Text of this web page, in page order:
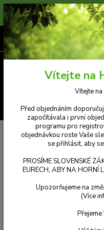
Prosíme zákazníky, kteří si
měnu e-shopu
ČLÁNKY A REFERENCE
VELMI VÁŽNÉ VŘEDY U KOBYLKY
Velmi vážné
nebo začátek?
Vítejte na
Vítejte
Před objednáním
započítávala i první
programu pro
objednávkou roste Vaše
se přihlásit, aby
PROSÍME SLOVENSKÉ
EURECH, ABY NA HORNÍ
Upozorňujeme na
(Více
Přejeme